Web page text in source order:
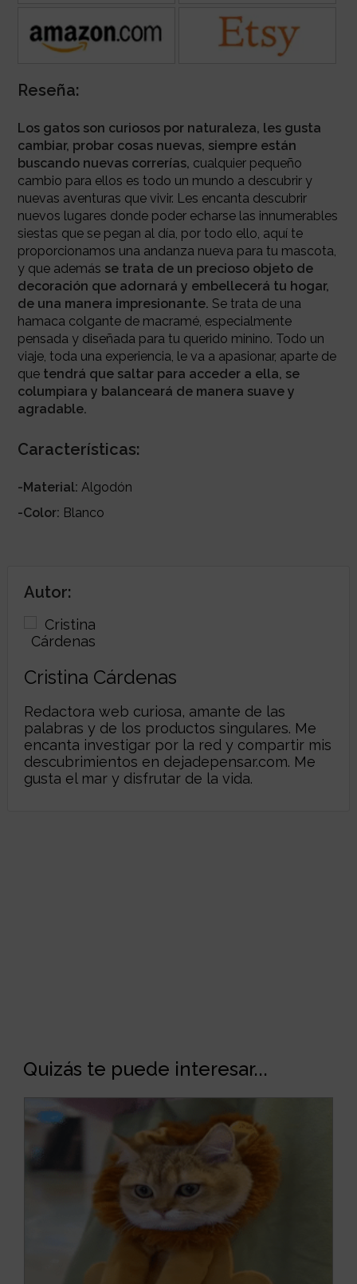
Reseña:
Los gatos son curiosos por naturaleza, les gusta
cambiar, probar cosas nuevas, siempre están
buscando nuevas correrías, cualquier pequeño
cambio para ellos es todo un mundo a descubrir y
nuevas aventuras que vivir. Les encanta descubrir
nuevos lugares donde poder echarse las innumerables
siestas que se pegan al día, por todo ello, aquí te
proporcionamos una andanza nueva para tu mascota,
y que además se trata de un precioso objeto de
decoración que adornará y embellecerá tu hogar,
de una manera impresionante. Se trata de una
hamaca colgante de macramé, especialmente
pensada y diseñada para tu querido minino. Todo un
viaje, toda una experiencia, le va a apasionar, aparte de
que tendrá que saltar para acceder a ella, se
columpiara y balanceará de manera suave y
agradable.
Características:
-Material: Algodón
-Color: Blanco
Autor:
Cristina Cárdenas
Redactora web curiosa, amante de las
palabras y de los productos singulares. Me
encanta investigar por la red y compartir mis
descubrimientos en dejadepensar.com. Me
gusta el mar y disfrutar de la vida.
Quizás te puede interesar...